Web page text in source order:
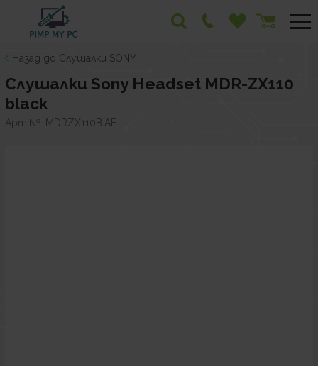
Назад до Слушалки SONY
Слушалки Sony Headset MDR-ZX110
black
Арт.№: MDRZX110B.AE